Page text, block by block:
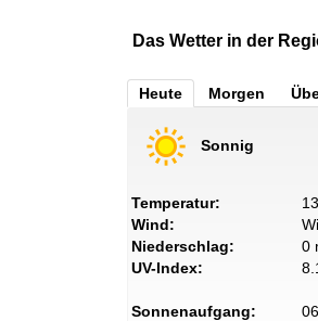
Das Wetter in der
Heute Morgen
Sonnig
Temperatur:
Wind:
Niederschlag:
0
UV-Index:
Sonnenaufgang: